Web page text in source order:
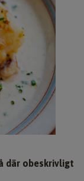
där obeskrivligt